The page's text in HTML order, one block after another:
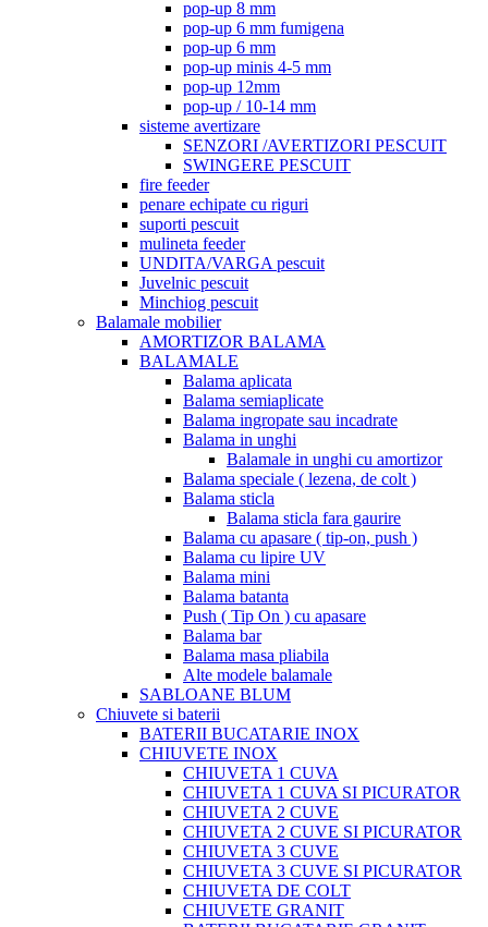
pop-up 8 mm
pop-up 6 mm fumigena
pop-up 6 mm
pop-up minis 4-5 mm
pop-up 12mm
pop-up / 10-14 mm
sisteme avertizare
SENZORI /AVERTIZORI PESCUIT
SWINGERE PESCUIT
fire feeder
penare echipate cu riguri
suporti pescuit
mulineta feeder
UNDITA/VARGA pescuit
Juvelnic pescuit
Minchiog pescuit
Balamale mobilier
AMORTIZOR BALAMA
BALAMALE
Balama aplicata
Balama semiaplicate
Balama ingropate sau incadrate
Balama in unghi
Balamale in unghi cu amortizor
Balama speciale ( lezena, de colt )
Balama sticla
Balama sticla fara gaurire
Balama cu apasare ( tip-on, push )
Balama cu lipire UV
Balama mini
Balama batanta
Push ( Tip On ) cu apasare
Balama bar
Balama masa pliabila
Alte modele balamale
SABLOANE BLUM
Chiuvete si baterii
BATERII BUCATARIE INOX
CHIUVETE INOX
CHIUVETA 1 CUVA
CHIUVETA 1 CUVA SI PICURATOR
CHIUVETA 2 CUVE
CHIUVETA 2 CUVE SI PICURATOR
CHIUVETA 3 CUVE
CHIUVETA 3 CUVE SI PICURATOR
CHIUVETA DE COLT
CHIUVETE GRANIT